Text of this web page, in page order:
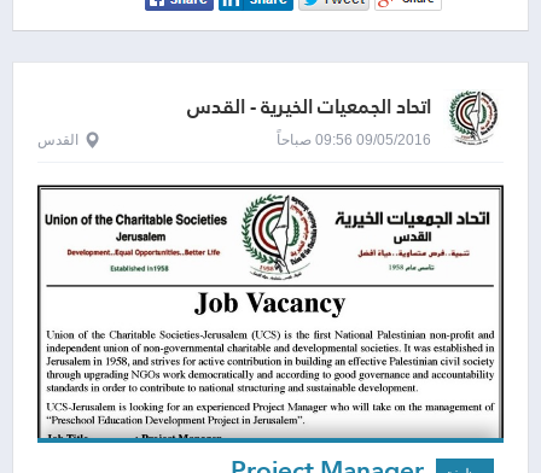
اتحاد الجمعيات الخيرية - القدس
09/05/2016 09:56 صباحاً القدس